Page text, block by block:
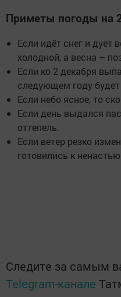
Приметы погоды на
Если идёт снег и дует
холодной, а весна –
Если ко 2 декабря
следующем году
Если небо ясное, то
Если день выдался
оттепель.
Если ветер резко
готовились к
Следите за самым
Telegram-канале